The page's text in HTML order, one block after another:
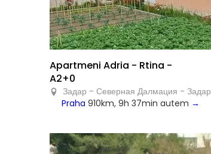
Apartmeni Adria - Rtina -
A2+0
Задар - Северная Далмация - Задар
Praha 910km, 9h 37min autem →